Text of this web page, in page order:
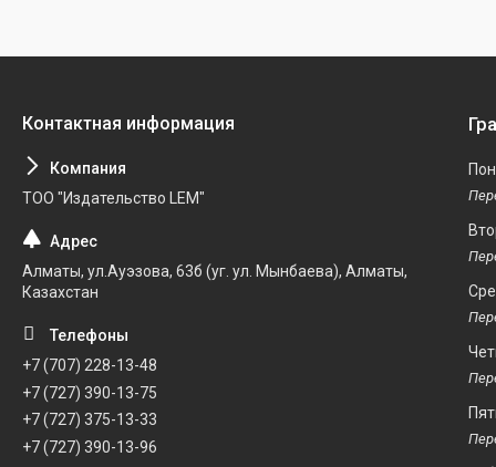
ТОО "Издательство LEM"
Алматы, ул.Ауэзова, 63б (уг. ул. Мынбаева), Алматы,
Казахстан
+7 (707) 228-13-48
+7 (727) 390-13-75
+7 (727) 375-13-33
+7 (727) 390-13-96